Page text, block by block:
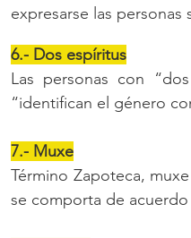
expresarse las
6.- Dos espíritus
Las personas con
“identifican el género
7.- Muxe
Término Zapoteca,
se comporta de